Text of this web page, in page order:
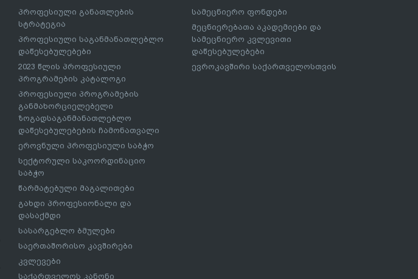
პროფესიული განათლების
სტრატეგია
პროფესიული საგანმანათლებლო
დაწესებულებები
2023 წლის პროფესიული
პროგრამების კატალოგი
პროფესიული პროგრამების
განმახორციელებელი
ზოგადსაგანმანათლებლო
დაწესებულებების ჩამონათვალი
ეროვნული პროფესიული საბჭო
სექტორული საკოორდინაციო
საბჭო
წარმატებული მაგალითები
გახდი პროფესიონალი და
დასაქმდი
სასარგებლო ბმულები
საერთაშორისო კავშირები
კვლევები
საქართველოს კანონი
სამეცნიერო ფონდები
მეცნიერებათა აკადემიები და
სამეცნიერო კვლევითი
დაწესებულებები
ევროკავშირი საქართველოსთვის